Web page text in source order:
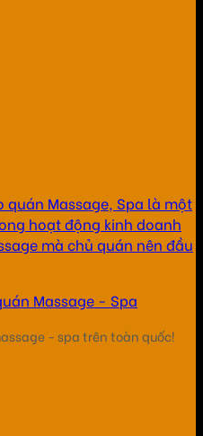
Massage - Spa
- spa trên toàn quốc!